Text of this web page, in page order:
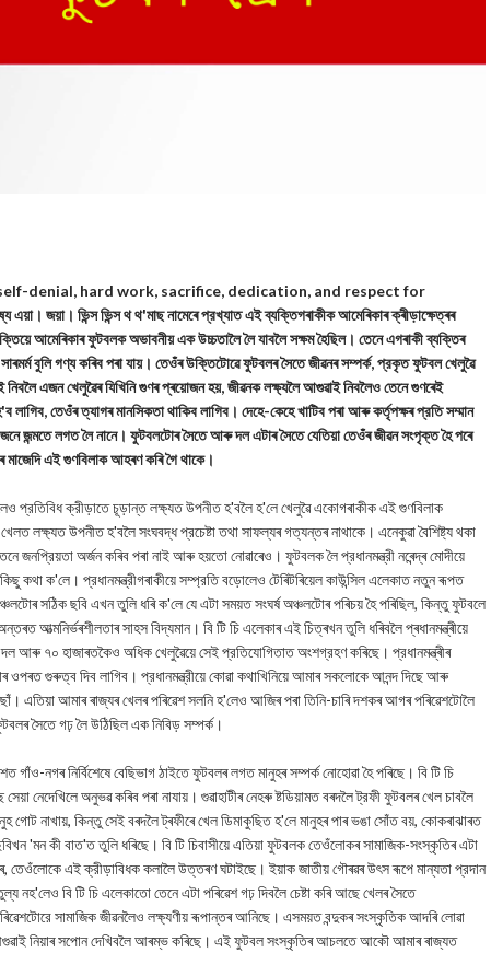
self-denial, hard work, sacrifice, dedication, and respect for
জয়া। ভিন্স ভিন্স থ থ'মাছ নামেৰে প্রখ্যাত এই ব্যক্তিগৰাকীক আমেৰিকাৰ ক্ৰীড়াক্ষেত্ৰৰ
আমেৰিকাৰ ফুটবলক অভাবনীয় এক উচ্চতালৈ লৈ যাবলৈ সক্ষম হৈছিল। তেনে এগৰাকী ব্যক্তিৰ
বুলি গণ্য কৰিব পৰা যায়। তেওঁৰ উক্তিটোৱে ফুটবলৰ সৈতে জীৱনৰ সম্পৰ্ক, প্রকৃত ফুটবল খেলুৱৈ
এজন খেলুৱৈৰ যিখিনি গুণৰ প্ৰয়োজন হয়, জীৱনক লক্ষ্যলৈ আগুৱাই নিবলৈও তেনে গুণৰেই
তেওঁৰ ত্যাগৰ মানসিকতা থাকিব লাগিব। দেহে-কেহে খাটিব পৰা আৰু কৰ্তৃপক্ষৰ প্রতি সম্মান
জন্মতে লগত লৈ নানে। ফুটবলটোৰ সৈতে আৰু দল এটাৰ সৈতে যেতিয়া তেওঁৰ জীৱন সংপৃক্ত হৈ পৰে
এই গুণবিলাক আহৰণ কৰি গৈ থাকে।
প্রতিবিধ ক্রীড়াতে চূড়ান্ত লক্ষ্যত উপনীত হ'বলৈ হ'লে খেলুৱৈ একোগৰাকীক এই গুণবিলাক
লক্ষ্যত উপনীত হ'বলৈ সংঘবদ্ধ প্রচেষ্টা তথা সাফল্যৰ গত্যন্তৰ নাথাকে। এনেকুৱা বৈশিষ্ট্য থকা
অর্জন কৰিব পৰা নাই আৰু হয়তো নোৱাৰেও। ফুটবলক লৈ প্রধানমন্ত্রী নৰেন্দ্ৰ মোদীয়ে
কথা ক'লে। প্রধানমন্ত্রীগৰাকীয়ে সম্প্রতি বড়োলেও টেৰিটৰিয়েল কাউন্সিল এলেকাত নতুন ৰূপত
সঠিক ছবি এখন তুলি ধৰি ক'লে যে এটা সময়ত সংঘর্ষ অঞ্চলটোৰ পৰিচয় হৈ পৰিছিল, কিন্তু ফুটবলে
সাহস বিদ্যমান। বি টি চি এলেকাৰ এই চিত্ৰখন তুলি ধৰিবলৈ প্ৰধানমন্ত্ৰীয়ে
আৰু ৭০ হাজাৰতকৈও অধিক খেলুৱৈয়ে সেই প্রতিযোগিতাত অংশগ্রহণ কৰিছে। প্রধানমন্ত্ৰীৰ
গুৰুত্ব দিব লাগিব। প্রধানমন্ত্রীয়ে কোৱা কথাখিনিয়ে আমাৰ সকলোকে আনন্দ দিছে আৰু
এতিয়া আমাৰ ৰাজ্যৰ খেলৰ পৰিৱেশ সলনি হ'লেও আজিৰ পৰা তিনি-চাৰি দশকৰ আগৰ পৰিৱেশটোলৈ
সৈতে গঢ় লৈ উঠিছিল এক নিবিড় সম্পর্ক।
নগৰ নির্বিশেষে বেছিভাগ ঠাইতে ফুটবলৰ লগত মানুহৰ সম্পৰ্ক নোহোৱা হৈ পৰিছে। বি টি চি
নেদেখিলে অনুভৱ কৰিব পৰা নাযায়। গুৱাহাটীৰ নেহৰু ষ্টডিয়ামত বৰদলৈ ট্রফী ফুটবলৰ খেল চাবলৈ
গোট নাখায়, কিন্তু সেই বৰদলৈ ট্ৰফীৰে খেল ডিমাকুছিত হ'লে মানুহৰ পাৰ ভঙা সোঁত বয়, কোকৰাঝাৰত
'মন কী বাত'ত তুলি ধৰিছে। বি টি চিবাসীয়ে এতিয়া ফুটবলক তেওঁলোকৰ সামাজিক-সংস্কৃতিৰ এটা
এই ক্রীড়াবিধক কলালৈ উত্তৰণ ঘটাইছে। ইয়াক জাতীয় গৌৰৱৰ উৎস ৰূপে মান্যতা প্রদান
নহ'লেও বি টি চি এলেকাতো তেনে এটা পৰিৱেশ গঢ় দিবলৈ চেষ্টা কৰি আছে খেলৰ সৈতে
সামাজিক জীৱনলৈও লক্ষ্যণীয় ৰূপান্তৰ আনিছে। এসময়ত বন্দুকৰ সংস্কৃতিক আদৰি লোৱা
নিয়াৰ সপোন দেখিবলৈ আৰম্ভ কৰিছে। এই ফুটবল সংস্কৃতিৰ আচলতে আকৌ আমাৰ ৰাজ্যত